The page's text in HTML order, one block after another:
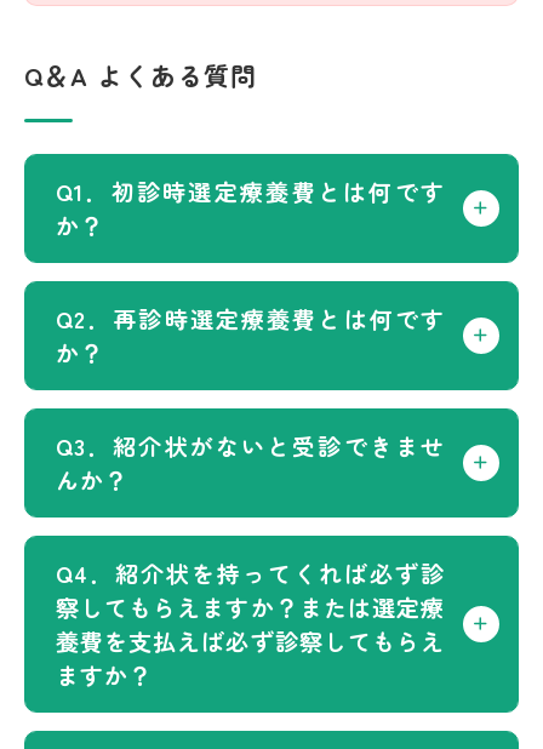
Q＆A よくある質問
Q1．初診時選定療養費とは何です
か？
Q2．再診時選定療養費とは何です
か？
Q3．紹介状がないと受診できませ
んか？
Q4．紹介状を持ってくれば必ず診
察してもらえますか？または選定療
養費を支払えば必ず診察してもらえ
ますか？